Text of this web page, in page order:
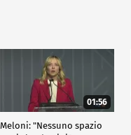
01:56
Meloni: "Nessuno spazio